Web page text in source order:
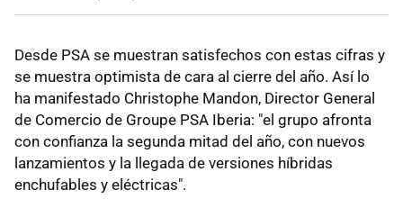
Desde PSA se muestran satisfechos con estas cifras y
se muestra optimista de cara al cierre del año. Así lo
ha manifestado Christophe Mandon, Director General
de Comercio de Groupe PSA Iberia: "el grupo afronta
con confianza la segunda mitad del año, con nuevos
lanzamientos y la llegada de versiones híbridas
enchufables y eléctricas".